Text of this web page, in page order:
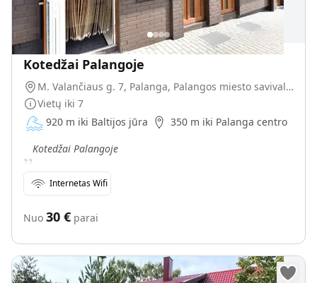
Kotedžai Palangoje
M. Valančiaus g. 7, Palanga, Palangos miesto savivaldybė, Lietuva
Vietų iki 7
920 m iki Baltijos jūra
350 m iki Palanga centro
„Kotedžai Palangoje
Internetas Wifi
Nuo 30 € parai